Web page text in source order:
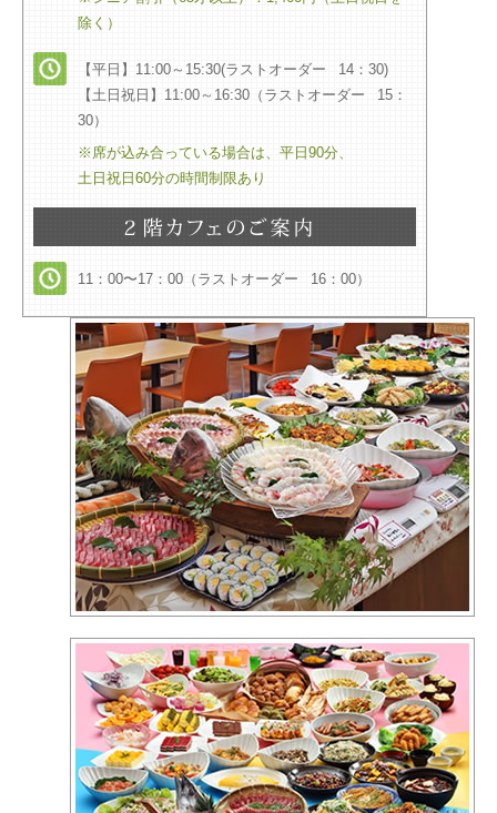
除く）
【平日】11:00～15:30(ラストオーダー 14：30)
【土日祝日】11:00～16:30（ラストオーダー 15：
30）
※席が込み合っている場合は、平日90分、
土日祝日60分の時間制限あり
11：00〜17：00（ラストオーダー 16：00）